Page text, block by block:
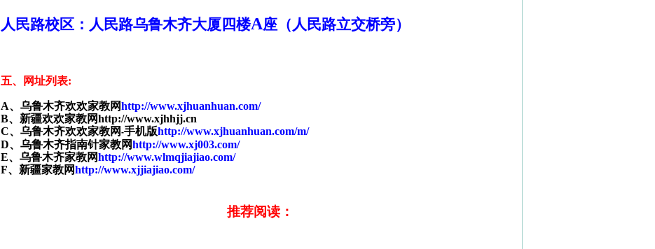
人民路校区：人民路乌鲁木齐大厦四楼A座（人民路立交桥旁）
五、网址列表:
A、乌鲁木齐欢欢家教网http://www.xjhuanhuan.com/
B、新疆欢欢家教网http://www.xjhhjj.cn
C、乌鲁木齐欢欢家教网-手机版http://www.xjhuanhuan.com/m/
D、乌鲁木齐指南针家教网http://www.xj003.com/
E、乌鲁木齐家教网http://www.wlmqjiajiao.com/
F、新疆家教网http://www.xjjiajiao.com/
推荐阅读：